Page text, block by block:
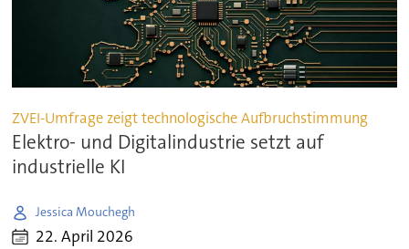
ZVEI-Umfrage zeigt technologische Aufbruchstimmung
Elektro- und Digitalindustrie setzt auf
industrielle KI
Jessica Mouchegh
22. April 2026